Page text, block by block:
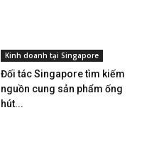
Kinh doanh tại Singapore
Đối tác Singapore tìm kiếm
nguồn cung sản phẩm ống
hút...